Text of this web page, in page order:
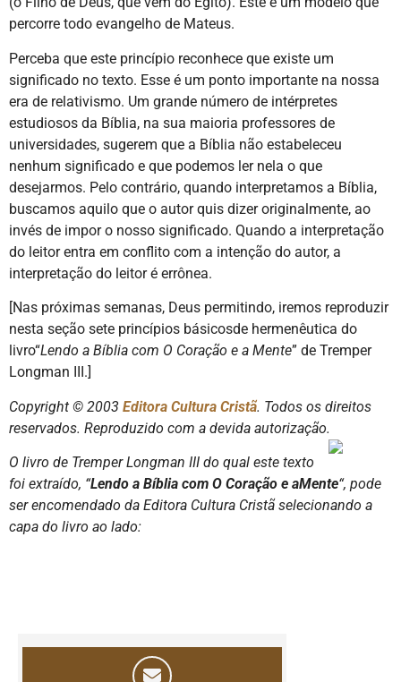
percorre todo evangelho de Mateus.
Perceba que este princípio reconhece que existe um
significado no texto. Esse é um ponto importante na nossa
era de relativismo. Um grande número de intérpretes
estudiosos da Bíblia, na sua maioria professores de
universidades, sugerem que a Bíblia não estabeleceu
nenhum significado e que podemos ler nela o que
desejarmos. Pelo contrário, quando interpretamos a Bíblia,
buscamos aquilo que o autor quis dizer originalmente, ao
invés de impor o nosso significado. Quando a interpretação
do leitor entra em conflito com a intenção do autor, a
interpretação do leitor é errônea.
[Nas próximas semanas, Deus permitindo, iremos reproduzir
nesta seção sete princípios básicosde hermenêutica do
livro“Lendo a Bíblia com O Coração e a Mente” de Tremper
Longman III.]
Copyright © 2003 Editora Cultura Cristã. Todos os direitos
reservados. Reproduzido com a devida autorização.
O livro de Tremper Longman III do qual este texto
foi extraído, “Lendo a Bíblia com O Coração e aMente“, pode
ser encomendado da Editora Cultura Cristã selecionando a
capa do livro ao lado: